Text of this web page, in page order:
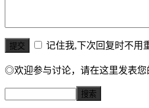
记住我,下次回复时不用
◎欢迎参与讨论，请在这里发表您